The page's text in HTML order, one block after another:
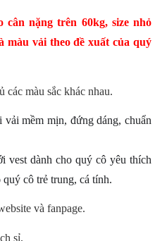
nặng trên 60kg, size nhỏ
màu vải theo đề xuất của quý
các màu sắc khác nhau.
mềm mịn, đứng dáng, chuẩn
vest dành cho quý cô yêu thích
cô trẻ trung, cá tính.
và fanpage.
sỉ.